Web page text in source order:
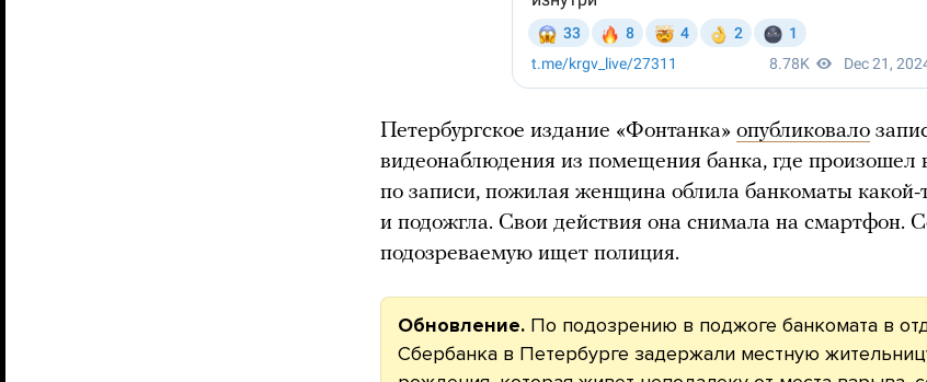
Петербургское издание «Фонтанка» опубликовало
видеонаблюдения из помещения банка, где произошел
по записи, пожилая женщина облила банкоматы
и подожгла. Свои действия она снимала на смартфон.
подозреваемую ищет полиция.
Обновление. По подозрению в поджоге банкомата в
Сбербанка в Петербурге задержали местную